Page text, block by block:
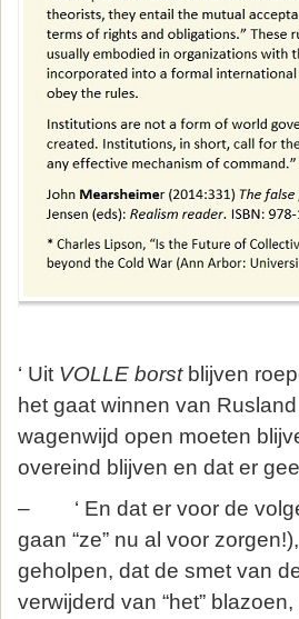
‘ Uit VOLLE borstblijven
het gaat winnen van
wagenwijd open moeten
overeind blijven en dat er
– ‘ En dat er voor de
gaan “ze” nu al voor
geholpen, dat de smet van
verwijderd van “het”